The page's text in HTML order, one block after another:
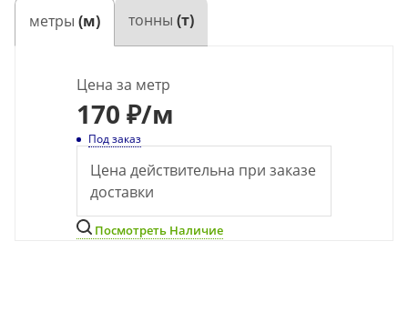
метры (м) тонны (т)
Цена за метр
170 ₽/м
Под заказ
Цена действительна при заказе
доставки
Посмотреть Наличие